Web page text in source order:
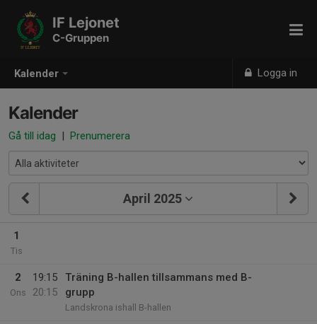
Kalender Logga in
IF Lejonet
C-Gruppen
Kalender
Gå till idag | Prenumerera
April 2025
1
Tis
2
Ons
19:15
20:15
Träning B-hallen tillsammans med B-
grupp
Landskrona ishall B-hallen